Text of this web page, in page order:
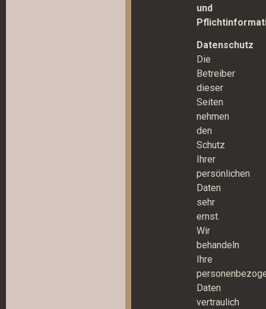
und
Datenschutz
Die
Betreiber
dieser
Seiten
nehmen
den
Schutz
Ihrer
persönlichen
Daten
sehr
ernst.
Wir
behandeln
Ihre
Daten
vertraulich